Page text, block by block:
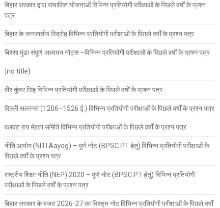
बिहार सरकार द्वारा संचालित योजनाओं विभिन्न प्रतियोगी परीक्षाओं के पिछले वर्षों के प्रश्न
पत्र
बिहार के जनजातीय विद्रोह विभिन्न प्रतियोगी परीक्षाओं के पिछले वर्षों के प्रश्न पत्र
बिरसा मुंडा संपूर्ण अध्ययन नोट्स –विभिन्न प्रतियोगी परीक्षाओं के पिछले वर्षों के प्रश्न पत्र
(no title)
वीर कुंवर सिंह विभिन्न प्रतियोगी परीक्षाओं के पिछले वर्षों के प्रश्न पत्र
दिल्ली सल्तनत (1206–1526 ई.) विभिन्न प्रतियोगी परीक्षाओं के पिछले वर्षों के प्रश्न पत्र
बलवंत राय मेहता समिति विभिन्न प्रतियोगी परीक्षाओं के पिछले वर्षों के प्रश्न पत्र
नीति आयोग (NITI Aayog) – पूर्ण नोट (BPSC PT हेतु) विभिन्न प्रतियोगी परीक्षाओं के
पिछले वर्षों के प्रश्न पत्र
राष्ट्रीय शिक्षा नीति (NEP) 2020 – पूर्ण नोट (BPSC PT हेतु) विभिन्न प्रतियोगी
परीक्षाओं के पिछले वर्षों के प्रश्न पत्र
बिहार सरकार के बजट 2026-27 का विस्तृत नोट विभिन्न प्रतियोगी परीक्षाओं के पिछले वर्षों